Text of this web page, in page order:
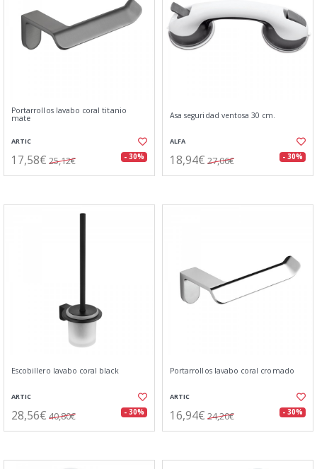
Portarrollos lavabo coral titanio
mate
ARTIC
17,58€ 25,12€ - 30%
Asa seguridad ventosa 30 cm.
ALFA
18,94€ 27,06€ - 30%
Escobillero lavabo coral black
ARTIC
28,56€ 40,80€ - 30%
Portarrollos lavabo coral cromado
ARTIC
16,94€ 24,20€ - 30%